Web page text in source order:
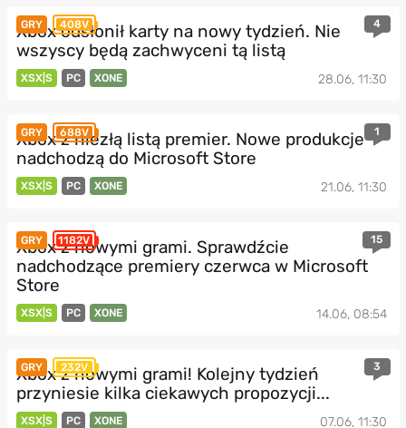
GRY 408V 4
Xbox odsłonił karty na nowy tydzień. Nie
wszyscy będą zachwyceni tą listą
XSX|S PC XONE 28.06, 11:30
GRY 688V 1
Xbox z niezłą listą premier. Nowe produkcje
nadchodzą do Microsoft Store
XSX|S PC XONE 21.06, 11:30
GRY 1182V 15
Xbox z nowymi grami. Sprawdźcie
nadchodzące premiery czerwca w Microsoft
Store
XSX|S PC XONE 14.06, 08:54
GRY 232V 3
Xbox z nowymi grami! Kolejny tydzień
przyniesie kilka ciekawych propozycji...
XSX|S PC XONE 07.06, 11:30